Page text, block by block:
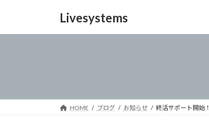
Livesystems
HOME ブログ お知らせ 終活サポート開始！